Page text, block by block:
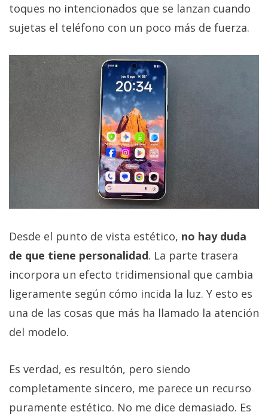
toques no intencionados que se lanzan cuando
sujetas el teléfono con un poco más de fuerza.
Desde el punto de vista estético, no hay duda
de que tiene personalidad. La parte trasera
incorpora un efecto tridimensional que cambia
ligeramente según cómo incida la luz. Y esto es
una de las cosas que más ha llamado la atención
del modelo.
Es verdad, es resultón, pero siendo
completamente sincero, me parece un recurso
puramente estético. No me dice demasiado. Es